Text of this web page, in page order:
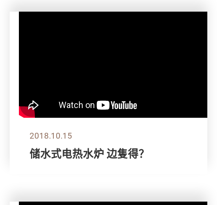
2018.10.15
储水式电热水炉 边隻得？